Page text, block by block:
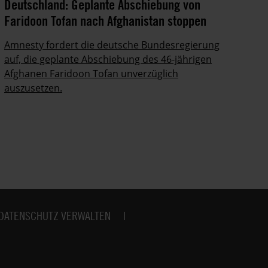
Deutschland: Geplante Abschiebung von
Faridoon Tofan nach Afghanistan stoppen
Amnesty fordert die deutsche Bundesregierung
auf, die geplante Abschiebung des 46-jährigen
Afghanen Faridoon Tofan unverzüglich
auszusetzen.
VERWALTEN